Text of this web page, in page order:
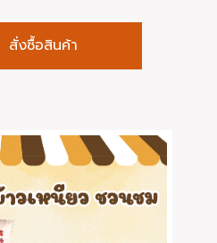
สั่งซื้อสินค้า